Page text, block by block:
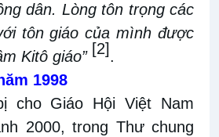
dân. Lòng tôn trọng các
tôn giáo của mình được
Kitô giáo” [2].
1998
cho Giáo Hội Việt Nam
2000, trong Thư chung